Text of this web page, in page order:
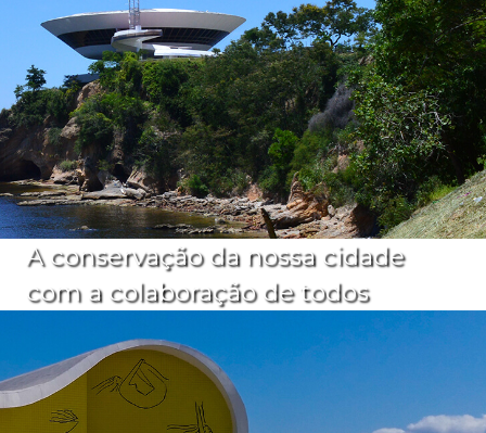
A conservação da nossa cidade
com a colaboração de todos